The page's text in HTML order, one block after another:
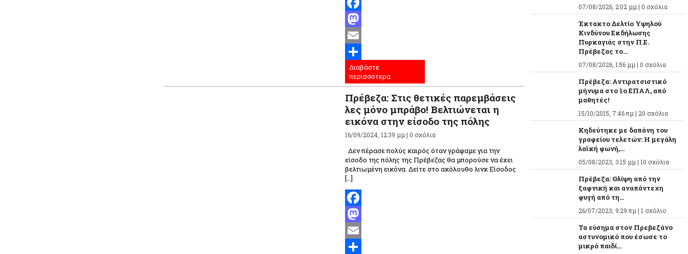
Facebook
Mastodon
Email
Μοιραστείτε
Διαβάστε
περισσότερα
Πρέβεζα: Στις θετικές παρεμβάσεις
λες μόνο μπράβο! Βελτιώνεται η
εικόνα στην είσοδο της πόλης
16/09/2024, 12:39 μμ |0 σχόλια
Δεν πέρασε πολύς καιρός όταν γράφαμε για την
είσοδο της πόλης της Πρέβεζας θα μπορούσε να έχει
βελτιωμένη εικόνα. Δείτε στο ακόλουθο λινκ Είσοδος
[…]
Facebook
Mastodon
Email
07/08/2026, 2:02 μμ | 0 σχόλια
Έκτακτο Δελτίο Υψηλού
Κινδύνου Εκδήλωσης
Πυρκαγιάς στην Π.Ε.
Πρέβεζας το...
07/08/2026, 1:56 μμ | 0 σχόλια
Πρέβεζα: Αντιρατσιστικό
μήνυμα στο 1ο ΕΠΑΛ, από
μαθητές!
15/10/2015, 7:46 πμ | 20 σχόλια
Κηδεύτηκε με δαπάνη του
γραφείου τελετών: Η μεγάλη
λαϊκή φωνή,...
05/08/2023, 3:15 μμ | 10 σχόλια
Πρέβεζα: Θλίψη από την
ξαφνική και αναπάντεχη
φυγή από τη...
26/07/2023, 9:29 πμ | 1 σχόλιο
Τα εύσημα στον Πρεβεζάνο
αστυνομικό που έσωσε το
μικρό παιδί...